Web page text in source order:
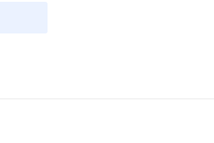
mi ha dato uno schiaffo sul volto
le mani, dicendo: “Parli o cosa?
avrai incubi di me che ti picchio”. Mi
sono sentita come se stessi per
se mi stava strangolando. Poi è